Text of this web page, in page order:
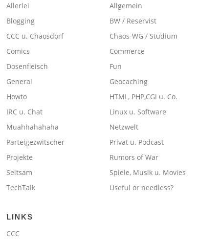
Allerlei
Allgemein
Blogging
BW / Reservist
CCC u. Chaosdorf
Chaos-WG / Studium
Comics
Commerce
Dosenfleisch
Fun
General
Geocaching
Howto
HTML, PHP,CGI u. Co.
IRC u. Chat
Linux u. Software
Muahhahahaha
Netzwelt
Parteigezwitscher
Privat u. Podcast
Projekte
Rumors of War
Seltsam
Spiele, Musik u. Movies
TechTalk
Useful or needless?
LINKS
CCC